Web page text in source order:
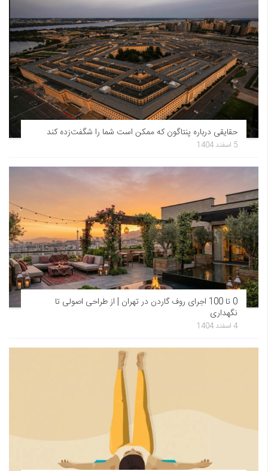
حقایقی درباره پنتاگون که ممکن است شما را شگفت‌زده کند
5 اسفند 1404
0 تا 100 اجرای روف گاردن در تهران | از طراحی اصولی تا
نگهداری
4 اسفند 1404